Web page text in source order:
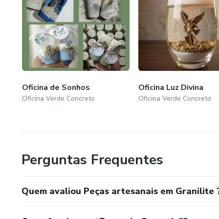
Oficina de Sonhos
Oficina Verde Concreto
Oficina Luz Divina
Oficina Verde Concreto
Perguntas Frequentes
Quem avaliou Peças artesanais em Granilite